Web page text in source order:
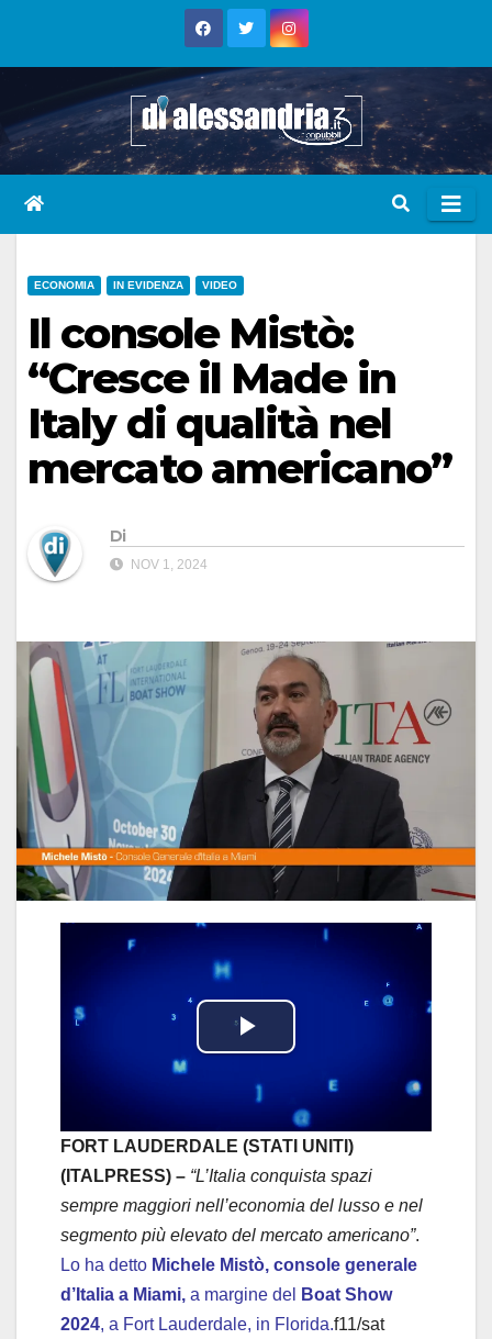
ECONOMIA IN EVIDENZA VIDEO
Il console Mistò:
“Cresce il Made in
Italy di qualità nel
mercato americano”
Di
NOV 1, 2024
P
l
a
y
V
i
FORT LAUDERDALE (STATI UNITI)
(ITALPRESS) – “L’Italia conquista spazi
sempre maggiori nell’economia del lusso e nel
segmento più elevato del mercato americano”.
Lo ha detto Michele Mistò, console generale
d’Italia a Miami, a margine del
Boat Show
2024, a Fort Lauderdale, in Florida.f11/sat